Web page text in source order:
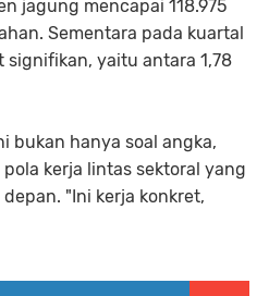
jagung mencapai 118.975
Sementara pada kuartal
signifikan, yaitu antara 1,78
bukan hanya soal angka,
kerja lintas sektoral yang
"Ini kerja konkret,